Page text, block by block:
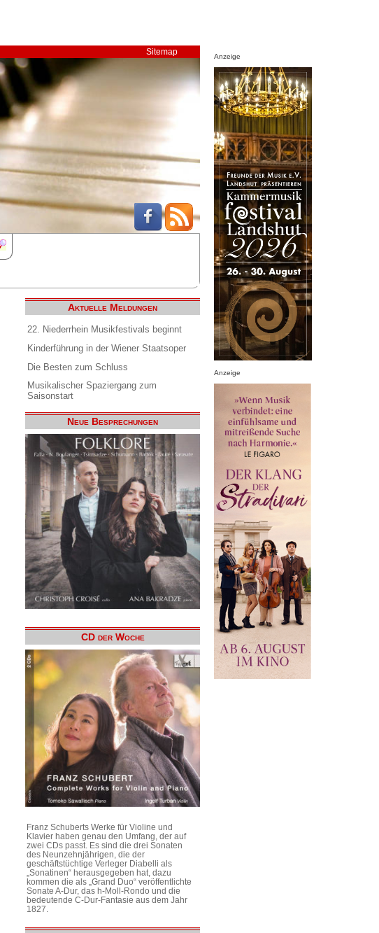
Sitemap
Aktuelle Meldungen
22. Niederrhein Musikfestivals beginnt
Kinderführung in der Wiener Staatsoper
Die Besten zum Schluss
Musikalischer Spaziergang zum
Saisonstart
Neue Besprechungen
CD der Woche
Franz Schuberts Werke für Violine und
Klavier haben genau den Umfang, der auf
zwei CDs passt. Es sind die drei Sonaten
des Neunzehnjährigen, die der
geschäftstüchtige Verleger Diabelli als
„Sonatinen“ herausgegeben hat, dazu
kommen die als „Grand Duo“ veröffentlichte
Sonate A-Dur, das h-Moll-Rondo und die
bedeutende C-Dur-Fantasie aus dem Jahr
1827.
Anzeige
Anzeige